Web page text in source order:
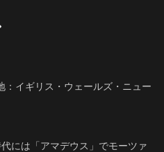
：イギリス・ウェールズ・ニュー
には「アマデウス」でモーツァ